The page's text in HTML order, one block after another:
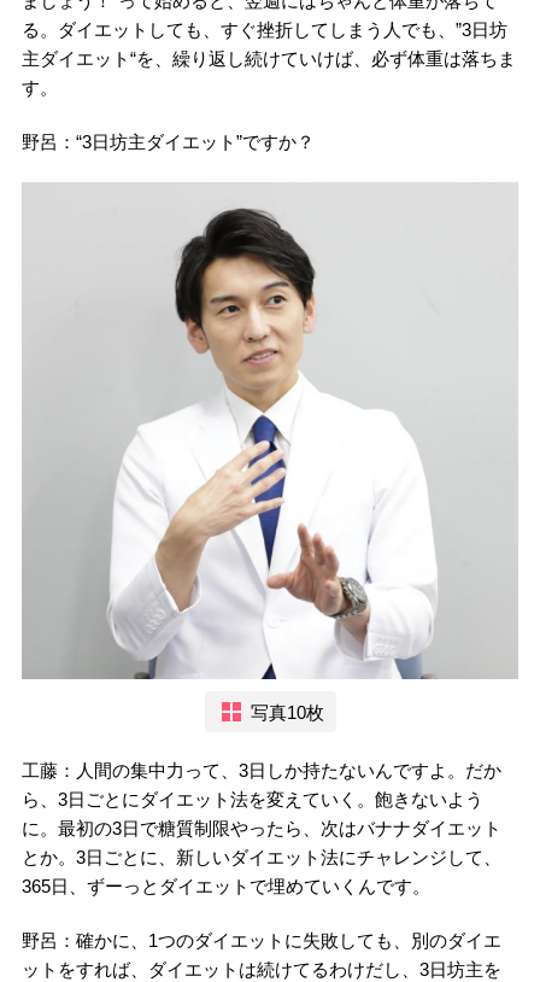
る。ダイエットしても、すぐ挫折してしまう人でも、”3日坊
主ダイエット“を、繰り返し続けていけば、必ず体重は落ちま
す。
野呂：“3日坊主ダイエット”ですか？
写真10枚
工藤：人間の集中力って、3日しか持たないんですよ。だか
ら、3日ごとにダイエット法を変えていく。飽きないよう
に。最初の3日で糖質制限やったら、次はバナナダイエット
とか。3日ごとに、新しいダイエット法にチャレンジして、
365日、ずーっとダイエットで埋めていくんです。
野呂：確かに、1つのダイエットに失敗しても、別のダイエ
ットをすれば、ダイエットは続けてるわけだし、3日坊主を